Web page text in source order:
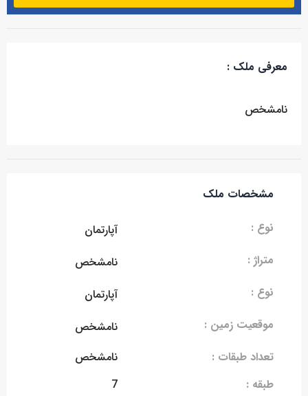
معرفی ملک :
نامشخص
مشخصات ملک
نوع :
آپارتمان
متراژ :
نامشخص
نوع :
آپارتمان
موقعیت زمین :
نامشخص
تعداد طبقات :
نامشخص
طبقه :
7